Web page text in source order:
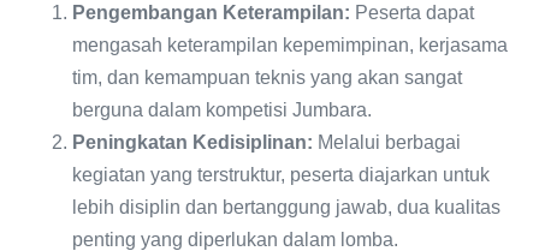
Pengembangan Keterampilan: Peserta dapat
mengasah keterampilan kepemimpinan, kerjasama
tim, dan kemampuan teknis yang akan sangat
berguna dalam kompetisi Jumbara.
Peningkatan Kedisiplinan: Melalui berbagai
kegiatan yang terstruktur, peserta diajarkan untuk
lebih disiplin dan bertanggung jawab, dua kualitas
penting yang diperlukan dalam lomba.